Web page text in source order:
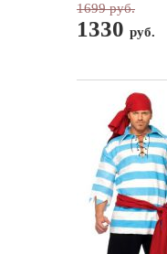
1699 руб.
1330 руб.